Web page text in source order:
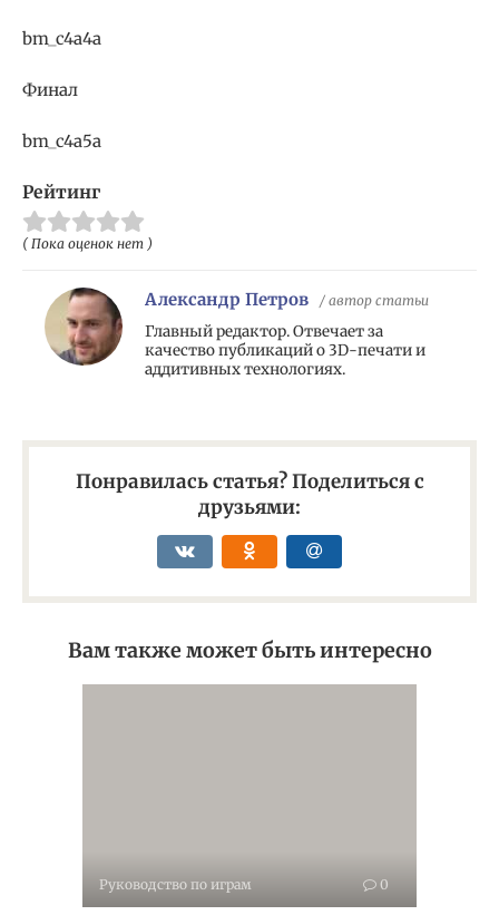
bm_c4a4a
Финал
bm_c4a5a
Рейтинг
( Пока оценок нет )
Александр Петров / автор статьи
Главный редактор. Отвечает за
качество публикаций о 3D-печати и
аддитивных технологиях.
Понравилась статья? Поделиться с
друзьями:
Вам также может быть интересно
Руководство по играм 0